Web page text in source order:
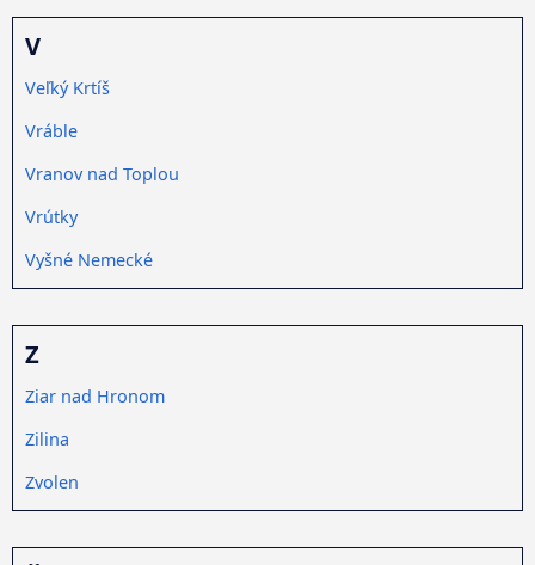
V
Veľký Krtíš
Vráble
Vranov nad Toplou
Vrútky
Vyšné Nemecké
Z
Ziar nad Hronom
Zilina
Zvolen